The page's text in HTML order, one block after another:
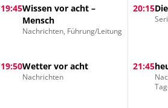
19:45Wissen vor acht –
Mensch
Nachrichten, Führung/Leitung
19:50Wetter vor acht
Nachrichten
20:15
21:45